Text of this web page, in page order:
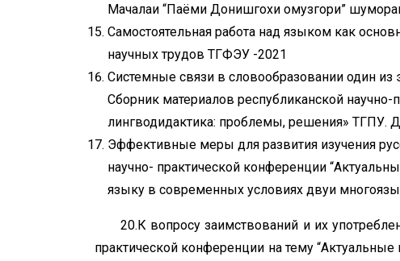
Мачалаи “Паёми Донишгохи омузгори”
Самостоятельная работа над языком как
научных трудов ТГФЭУ -2021
Системные связи в словообразовании один
Сборник материалов республиканской
лингводидактика: проблемы, решения» ТГПУ.
Эффективные меры для развития изучения
научно- практической конференции
языку в современных условиях двуи
20.К вопросу заимствований и их
практической конференции на тему